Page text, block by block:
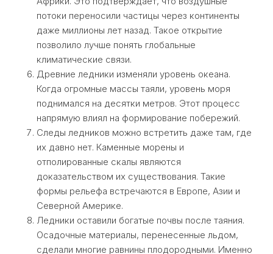
потоки переносили частицы через континенты
даже миллионы лет назад. Такое открытие
позволило лучше понять глобальные
климатические связи.
Древние ледники изменяли уровень океана.
Когда огромные массы таяли, уровень моря
поднимался на десятки метров. Этот процесс
напрямую влиял на формирование побережий.
Следы ледников можно встретить даже там, где
их давно нет. Каменные морены и
отполированные скалы являются
доказательством их существования. Такие
формы рельефа встречаются в Европе, Азии и
Северной Америке.
Ледники оставили богатые почвы после таяния.
Осадочные материалы, перенесенные льдом,
сделали многие равнины плодородными. Именно